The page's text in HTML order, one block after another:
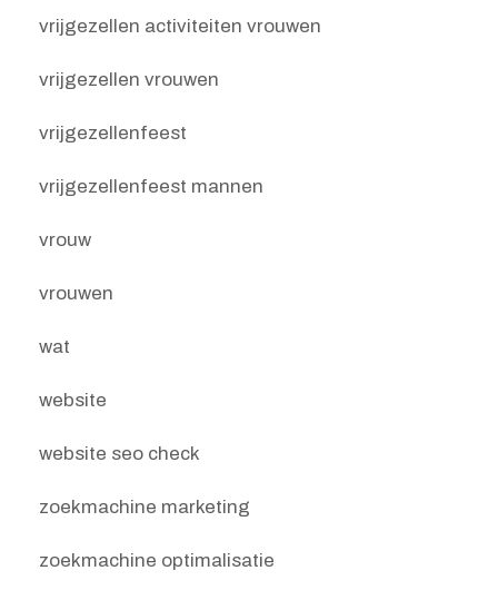
vrijgezellen activiteiten vrouwen
vrijgezellen vrouwen
vrijgezellenfeest
vrijgezellenfeest mannen
vrouw
vrouwen
wat
website
website seo check
zoekmachine marketing
zoekmachine optimalisatie